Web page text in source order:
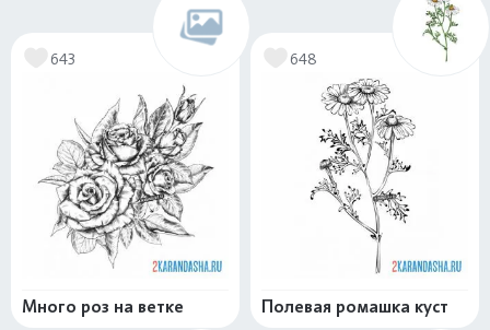
643
Много роз на ветке
648
Полевая ромашка куст